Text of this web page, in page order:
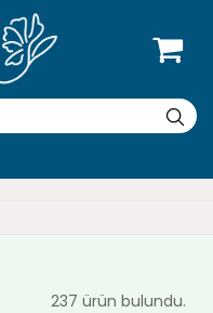
237 ürün bulundu.